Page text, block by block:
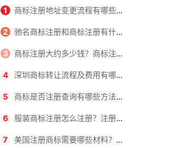
1 商标注册地址变更流程有哪些？
怎么提交申请书件？
2 驰名商标注册和商标注册有什么
区别？
3 商标注册大约多少钱？商标注册
查询的方式有哪些？
4 深圳商标转让流程及费用有哪些
要求？商标转让所需时间是多久？
5 商标是否注册查询有哪些方法？
有哪些步骤？
6 服装商标注册怎么注册？注册商
标流程有哪些？
7 美国注册商标需要哪些材料？美